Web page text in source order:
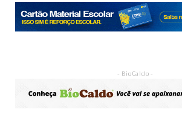
- BioCaldo -